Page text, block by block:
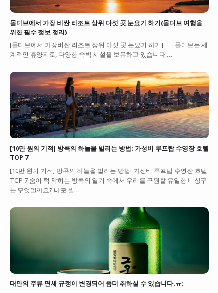
몰디브에서 가장 비싼 리조트 상위 다섯 곳 눈요기 하기(몰디브 여행을
위한 필수 정보 정리)
[몰디브에서 가장비싼 리조트 상위 다섯 곳 눈요기 하기] 몰디브는 세
계적인 휴양지로, 다양한 숙박 시설을 보유하고 있습니다.…
[10만 원의 기적] 방콕의 하늘을 빌리는 방법: 가성비 루프탑 수영장 호텔
TOP 7
[10만 원의 기적] 방콕의 하늘을 빌리는 방법: 가성비 루프탑 수영장 호텔
TOP 7 숨이 턱 막히는 방콕의 열기 속에서 우리를 구원할 유일한 비상구
는 무엇일까요? 바로 빌…
대만의 주류 면세 규정이 변경되어 좀더 취하실 수 있습니다.ㅠ;